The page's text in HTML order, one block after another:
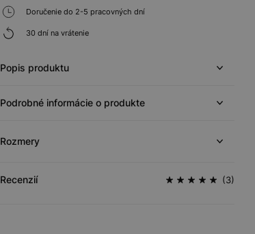
Doručenie do 2-5 pracovných dní
30 dní na vrátenie
Popis produktu
Podrobné informácie o produkte
Rozmery
Recenzií (3)